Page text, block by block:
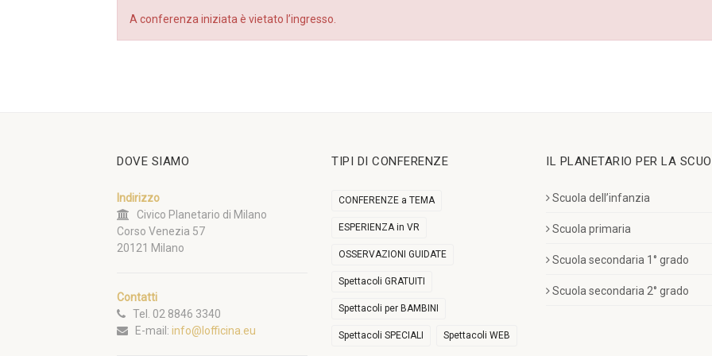
A conferenza iniziata è vietato l’ingresso.
DOVE SIAMO
Indirizzo
Civico Planetario di Milano
Corso Venezia 57
20121 Milano
Contatti
Tel. 02 8846 3340
E-mail: info@lofficina.eu
TIPI DI CONFERENZE
CONFERENZE a TEMA
ESPERIENZA in VR
OSSERVAZIONI GUIDATE
Spettacoli GRATUITI
Spettacoli per BAMBINI
Spettacoli SPECIALI Spettacoli WEB
IL PLANETARIO PER LA
Scuola dell’infanzia
Scuola primaria
Scuola secondaria 1° grado
Scuola secondaria 2° grado